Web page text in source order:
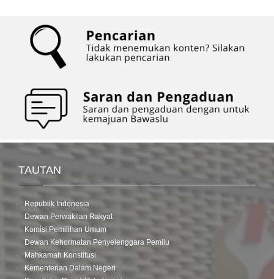
TAUTAN
Republik Indonesia
Dewan Perwakilan Rakyat
Komisi Pemilihan Umum
Dewan Kehormatan Penyelenggara Pemilu
Mahkamah Konstitusi
Kementerian Dalam Negeri